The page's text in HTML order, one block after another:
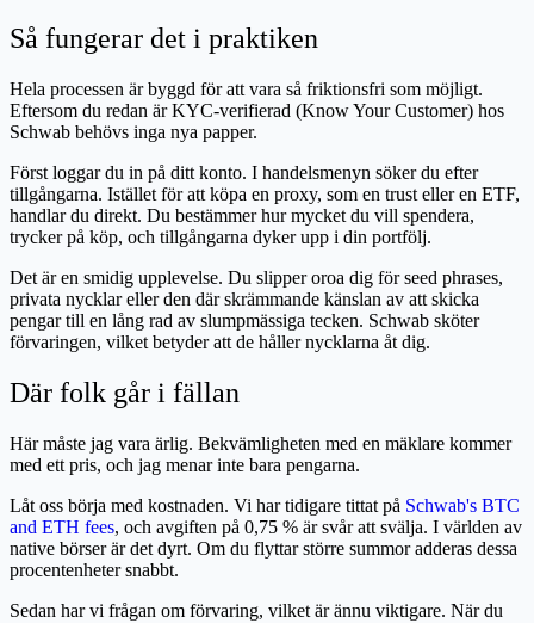
Så fungerar det i praktiken
Hela processen är byggd för att vara så friktionsfri som möjligt.
Eftersom du redan är KYC-verifierad (Know Your Customer) hos
Schwab behövs inga nya papper.
Först loggar du in på ditt konto. I handelsmenyn söker du efter
tillgångarna. Istället för att köpa en proxy, som en trust eller en ETF,
handlar du direkt. Du bestämmer hur mycket du vill spendera,
trycker på köp, och tillgångarna dyker upp i din portfölj.
Det är en smidig upplevelse. Du slipper oroa dig för seed phrases,
privata nycklar eller den där skrämmande känslan av att skicka
pengar till en lång rad av slumpmässiga tecken. Schwab sköter
förvaringen, vilket betyder att de håller nycklarna åt dig.
Där folk går i fällan
Här måste jag vara ärlig. Bekvämligheten med en mäklare kommer
med ett pris, och jag menar inte bara pengarna.
Låt oss börja med kostnaden. Vi har tidigare tittat på Schwab's BTC
and ETH fees, och avgiften på 0,75 % är svår att svälja. I världen av
native börser är det dyrt. Om du flyttar större summor adderas dessa
procentenheter snabbt.
Sedan har vi frågan om förvaring, vilket är ännu viktigare. När du